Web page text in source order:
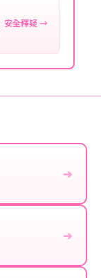
安全釋疑 →
➔
➔